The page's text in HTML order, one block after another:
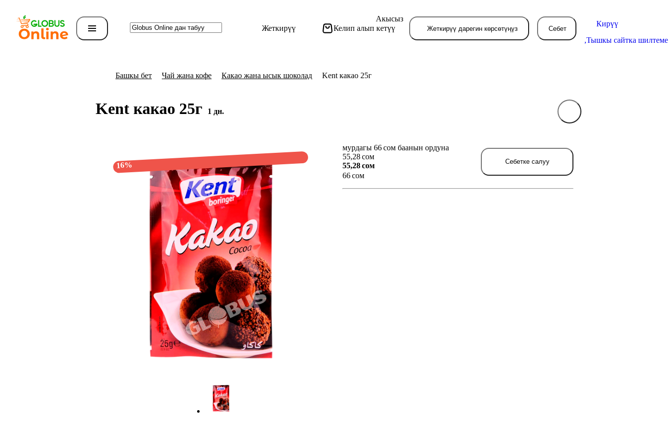
Жеткирүү Келип алып кетүү
Акысыз
Жеткирүү дарегин көрсөтүңүз Себет
Кирүү
,Тышкы сайтка шилтеме
Башкы бет Чай жана кофе Какао жана ысык шоколад Kent какао 25г
Kent какао 25г 1 дн.
16%
мурдагы 66 сом баанын ордуна
55,28 сом
55,28 сом
66 сом
Себетке салуу
Бул жерде сиз буйрутма берген
товарлар пайда болот.